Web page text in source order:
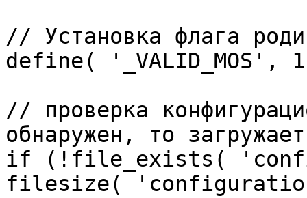
// Установка флага
define( '_VALID_MOS',
// проверка
обнаружен, то
if (!file_exists(
filesize(